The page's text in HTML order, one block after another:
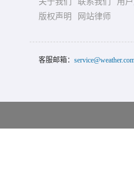
版权声明
网站律师
客服邮箱：